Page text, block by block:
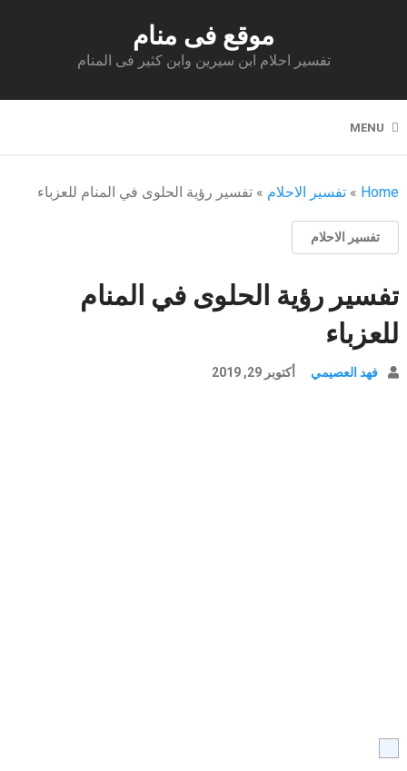
موقع فى منام
تفسير احلام ابن سيرين وابن كثير فى المنام
MENU
Home
» تفسير الاحلام » تفسير رؤية الحلوى في المنام للعزباء
تفسير الاحلام
تفسير رؤية الحلوى في المنام
للعزباء
فهد العصيمي أكتوبر 29, 2019